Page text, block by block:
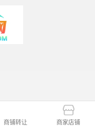
商铺转让 商家店铺